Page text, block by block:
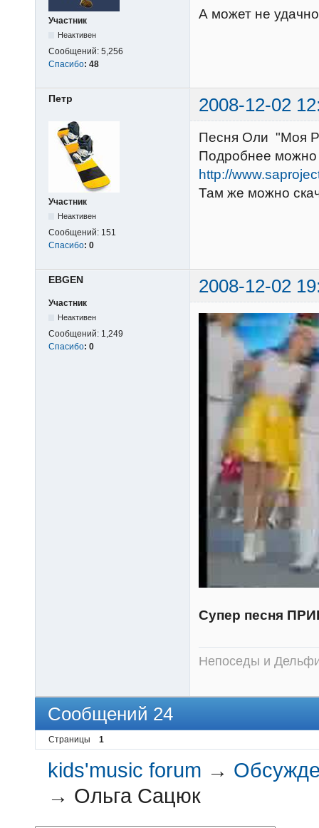
Участник
Неактивен
Сообщений: 5,256
Спасибо: 48
А может не
Петр 2008-12-02
Участник
Неактивен
Сообщений: 151
Спасибо: 0
Песня Оли "Моя
Подробнее можно
http://
Там же можно
EВGEN 2008-12-02
Участник
Неактивен
Сообщений: 1,249
Спасибо: 0
Супер песня
Непоседы и
Сообщений 24
Страницы 1
kids'music forum →
→ Ольга Сацюк